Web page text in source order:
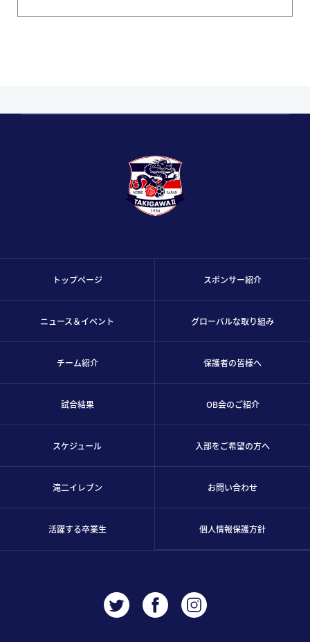
トップページ
ニュース＆イベント
チーム紹介
試合結果
スケジュール
滝二イレブン
活躍する卒業生
スポンサー紹介
グローバルな取り組み
保護者の皆様へ
OB会のご紹介
入部をご希望の方へ
お問い合わせ
個人情報保護方針